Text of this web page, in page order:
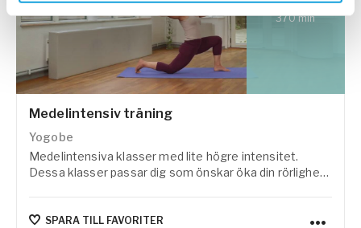
16 klasser
370min
Medelintensiv träning
Yogobe
Medelintensiva klasser med lite högre intensitet.
Dessa klasser passar dig som önskar öka din rörlighet,
kunna utföra.
SPARA TILL FAVORITER